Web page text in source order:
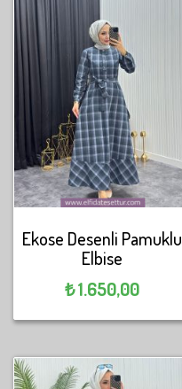
Ekose Desenli Pamuklu
Elbise
₺1.650,00